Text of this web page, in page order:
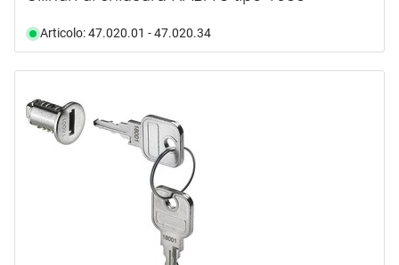
Articolo: 47.020.01 - 47.020.34